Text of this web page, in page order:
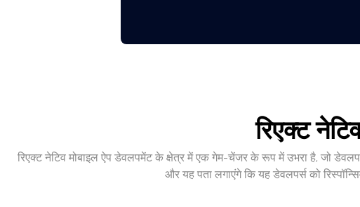
रिएक्ट
रिएक्ट नेटिव मोबाइल ऐप डेवलपमेंट के क्षेत्र में एक गेम-चेंजर के रूप में उभरा है, जो
और यह पता लगाएंगे कि यह डेवलपर्स को